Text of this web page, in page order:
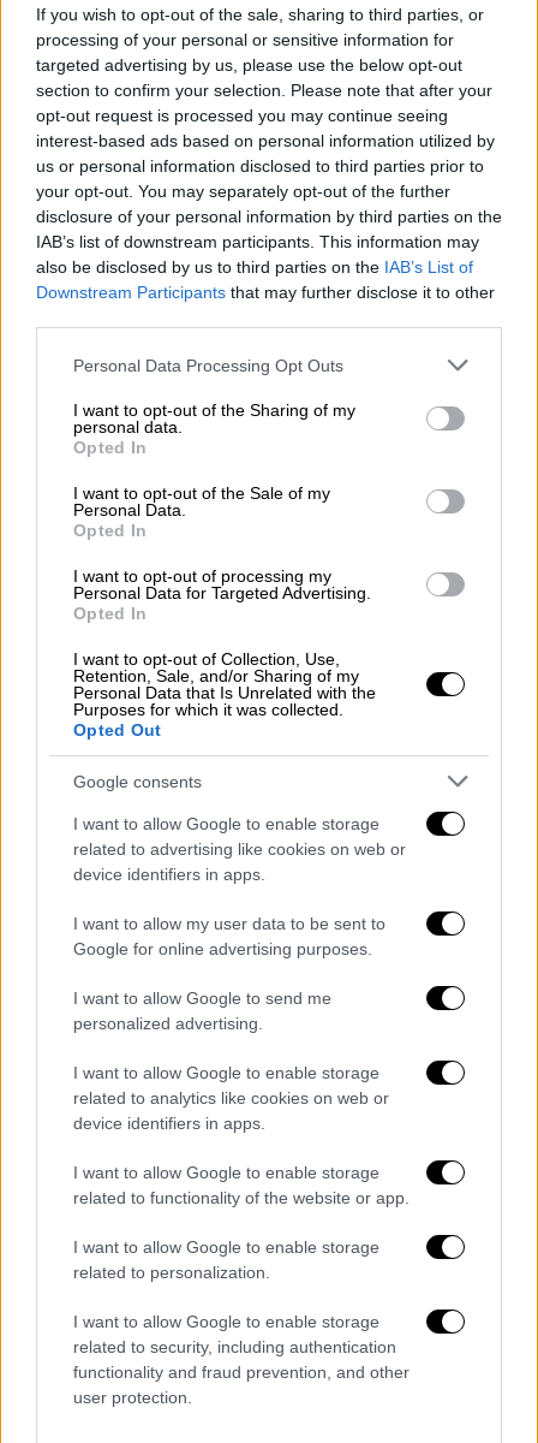
If you wish to opt-out of the sale, sharing to third parties, or
processing of your personal or sensitive information for
targeted advertising by us, please use the below opt-out
section to confirm your selection. Please note that after your
opt-out request is processed you may continue seeing
interest-based ads based on personal information utilized by
us or personal information disclosed to third parties prior to
your opt-out. You may separately opt-out of the further
disclosure of your personal information by third parties on the
IAB’s list of downstream participants. This information may
also be disclosed by us to third parties on the IAB’s List of
Downstream Participants that may further disclose it to other
Please note that this website/app uses one or more Google
not limited to your visit or usage behaviour. You may click to
grant or deny consent to Google and its third-party tags to
use your data for below specified purposes in below Google
consent section.
Personal Data Processing Opt Outs
I want to opt-out of the Sharing of my
personal data.
Opted In
I want to opt-out of the Sale of my
Personal Data.
Opted In
I want to opt-out of processing my
Personal Data for Targeted Advertising.
Opted In
I want to opt-out of Collection, Use,
Retention, Sale, and/or Sharing of my
Personal Data that Is Unrelated with the
Purposes for which it was collected.
Opted Out
Google consents
I want to allow Google to enable storage
related to advertising like cookies on web or
device identifiers in apps.
I want to allow my user data to be sent to
Google for online advertising purposes.
I want to allow Google to send me
personalized advertising.
I want to allow Google to enable storage
related to analytics like cookies on web or
device identifiers in apps.
I want to allow Google to enable storage
related to functionality of the website or app.
I want to allow Google to enable storage
related to personalization.
I want to allow Google to enable storage
related to security, including authentication
functionality and fraud prevention, and other
user protection.
24/08/2022 και προχώρησε στη
δημοσιοποίηση των στοιχείων της ανήλικης
σήμερα, 25/08/2022, κατόπιν αιτήματος του
οικογενειακού της περιβάλλοντος καθώς
ενδέχεται να συντρέχουν λόγοι οι οποίοι
θέτουν τη ζωή της σε κίνδυνο.
εξαφάνιση Ομόνοια
Η Βιολέτα Α., έχει ύψος 1,55 μ., είναι
αδύνατη, έχει μαύρα μαλλιά και καστανά
μάτια. Την ημέρα που εξαφανίστηκε φορούσε
μπλε τζιν παντελόνι και ροζ μπλούζα.
Οποιοσδήποτε έχει κάποια πληροφορία,
παρακαλείται να επικοινωνήσει τηλεφωνικά
με «Το Χαμόγελο του Παιδιού», όλο το
24ωρο, στην «Ευρωπαϊκή Γραμμή για τα
Εξαφανισμένα Παιδιά 116000» καθώς και σε
και μέσω της εφαρμογής MissingAlertapp
οπού υπάρχει ζωντανή ενημέρωση για την
εξαφάνιση.
ΟΛΕΣ ΟΙ ΕΙΔΗΣΕΙΣ
Πυρ ομαδόν αντιπολίτευσης για
παρακολουθήσεις: «Προσωπικές και
Ανδρουλάκη – Για «ακραίο
καθεστωτισμό» κάνει λόγο ο ΣΥΡΙΖΑ
Κακοκαιρία: Ξεφεύγει από τα
συνηθισμένα αυτό το κύμα λέει στο
ethnos.gr ο Λαγουβάρδος - Πρέπει να
συνηθίζουμε σε έντονα φαινόμενα
EKT: Μεγάλη ανησυχία για την πορεία
του πληθωρισμού στην Ευρωζώνη